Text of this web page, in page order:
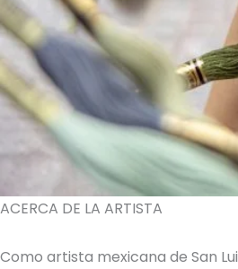
ACERCA DE LA ARTISTA
Como artista mexicana de San